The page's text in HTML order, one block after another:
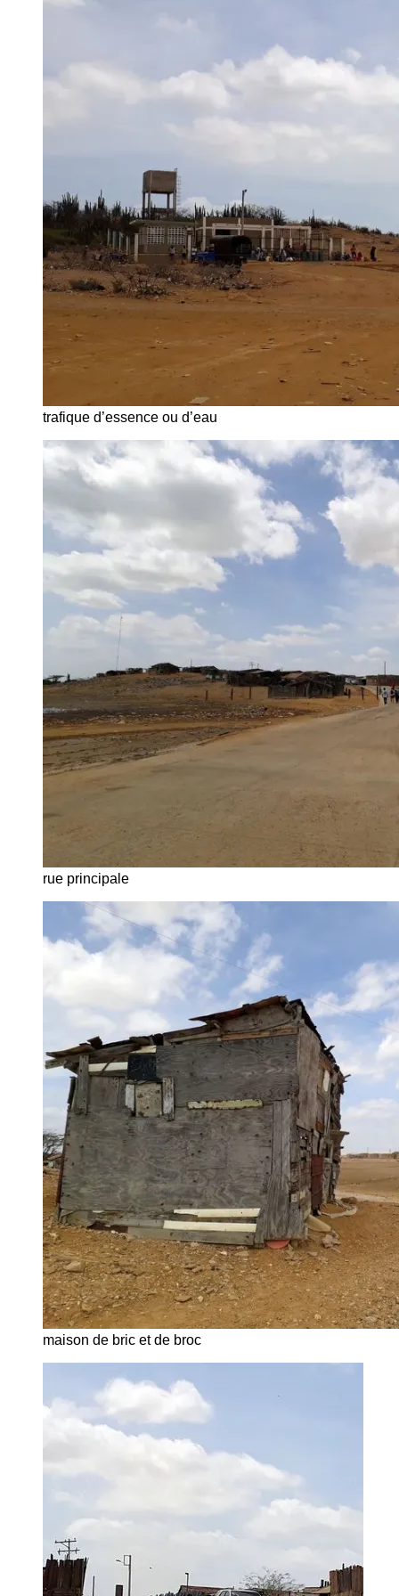
trafique d’essence ou d’eau
rue principale
maison de bric et de broc